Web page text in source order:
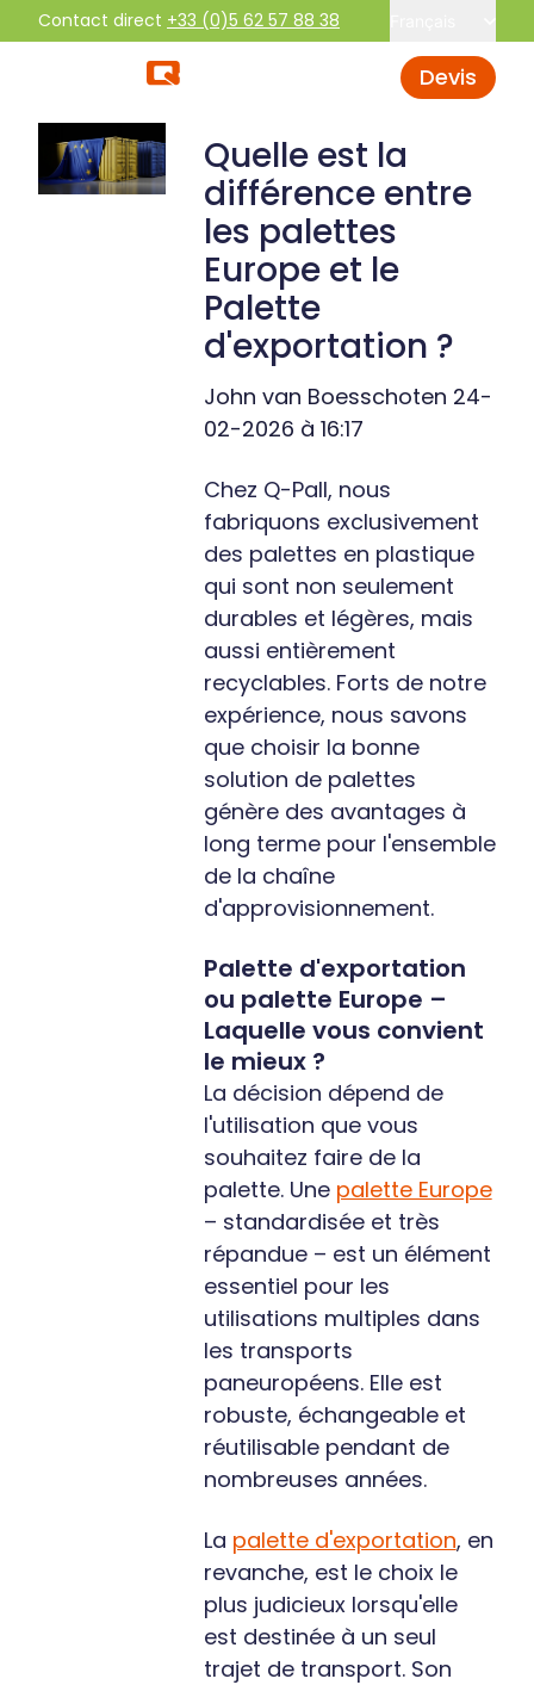
Contact direct +33 (0)5 62 57 88 38
Devis
Quelle est la
différence entre
les palettes
Europe et le
Palette
d'exportation ?
John van Boesschoten 24-
02-2026 à 16:17
Chez Q-Pall, nous
fabriquons exclusivement
des palettes en plastique
qui sont non seulement
durables et légères, mais
aussi entièrement
recyclables. Forts de notre
expérience, nous savons
que choisir la bonne
solution de palettes
génère des avantages à
long terme pour l'ensemble
de la chaîne
d'approvisionnement.
Palette d'exportation
ou palette Europe –
Laquelle vous convient
le mieux ?
La décision dépend de
l'utilisation que vous
souhaitez faire de la
palette. Une palette Europe
– standardisée et très
répandue – est un élément
essentiel pour les
utilisations multiples dans
les transports
paneuropéens. Elle est
robuste, échangeable et
réutilisable pendant de
nombreuses années.
La palette d'exportation, en
revanche, est le choix le
plus judicieux lorsqu'elle
est destinée à un seul
trajet de transport. Son